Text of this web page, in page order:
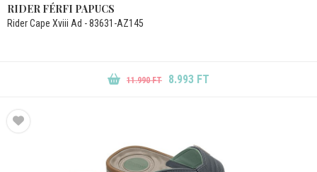
RIDER FÉRFI PAPUCS
Rider Cape Xviii Ad - 83631-AZ145
11.990 FT 8.993 FT